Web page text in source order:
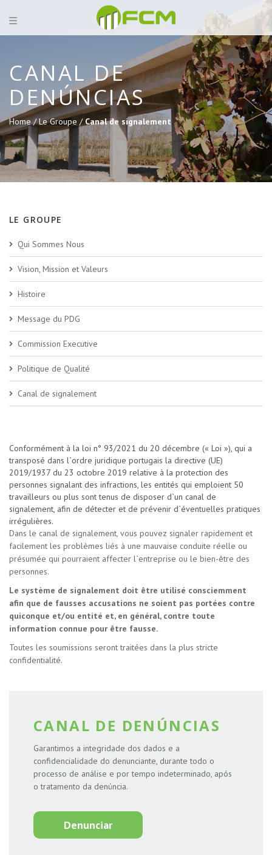
CANAL DE
DENÚNCIAS
Home /Le Groupe /Canal de signalement
LE GROUPE
Qui Sommes Nous
Vision, Mission et Valeurs
Histoire
Message du PDG
Commission Executive
Politique de Qualité
Canal de signalement
Conformément à la loi n° 93/2021 du 20 décembre (« Loi »), qui a
transposé dans l`ordre juridique portugais la directive (UE)
2019/1937 du 23 octobre 2019 relative à la protection des
personnes signalant des infractions, les entités qui emploient 50
travailleurs ou plus sont tenus de disposer d`un canal de
signalement, afin de détecter et de prévenir d`éventuelles pratiques
irrégulières.
Dans le canal de signalement, vous pouvez signaler rapidement et
facilement les problèmes liés à une mauvaise conduite réelle ou
présumée qui pourraient affecter l`entreprise ou le bien-être des
personnes.
Le système de signalement doit être utilisé consciemment
afin que de fausses accusations ne soient pas portées contre
quiconque et/ou entité et, en général, contre toute
information connue pour être fausse.
Toutes les soumissions seront traitées dans la plus stricte
confidentialité.
CANAL DE DENÚNCIAS
Garantimos a integridade dos dados e a
confidencialidade do denunciante, durante todo o
processo de análise e por tempo indeterminado, após
o tratamento da denúncia.
Denunciar